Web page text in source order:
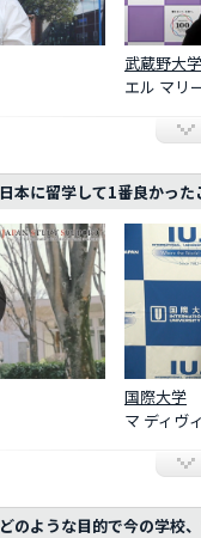
武蔵野大学
エル マリ
日本に留学して1番良かった
国際大学
マ ディヴ
どのような目的で今の学校